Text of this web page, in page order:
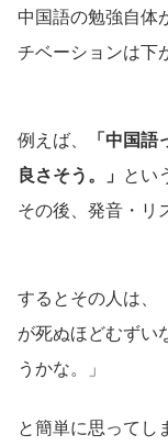
中国語の勉強自体
チベーションは下
例えば、
「中国
良さそう。」
とい
その後、発音・リ
するとその人は、
が死ぬほどむずい
うかな。」
と簡単に思ってし